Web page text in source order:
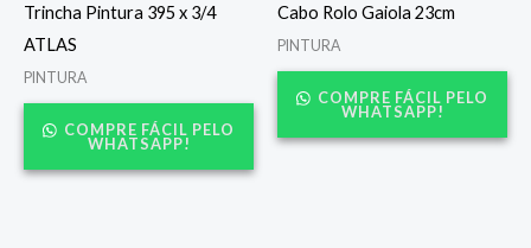
Trincha Pintura 395 x 3/4
ATLAS
PINTURA
COMPRE FÁCIL PELO
WHATSAPP!
Cabo Rolo Gaiola 23cm
PINTURA
COMPRE FÁCIL PELO
WHATSAPP!